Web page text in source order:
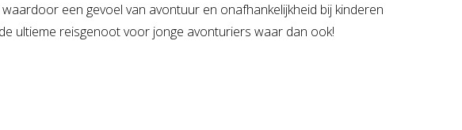
een gevoel van avontuur en onafhankelijkheid bij kinderen
ultieme reisgenoot voor jonge avonturiers waar dan ook!